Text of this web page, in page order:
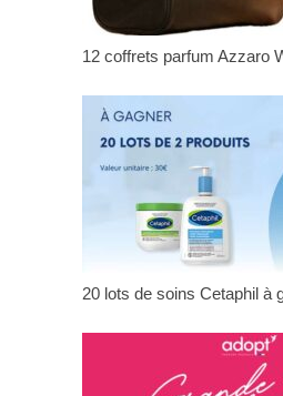
12 coffrets parfum Azzaro
20 lots de soins Cetaphil à